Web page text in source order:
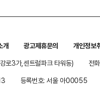
개 광고제휴문의
개인정보
로3가,센트럴파크 타워동)
전
등록번호: 서울 아00055